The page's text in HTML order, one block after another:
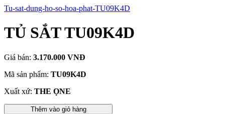
Tu-sat-dung-ho-so-hoa-phat-TU09K4D
TỦ SẮT TU09K4D
Giá bán: 3.170.000 VNĐ
Mã sản phẩm: TU09K4D
Xuất xứ: THE ỌNE
Thêm vào giỏ hàng